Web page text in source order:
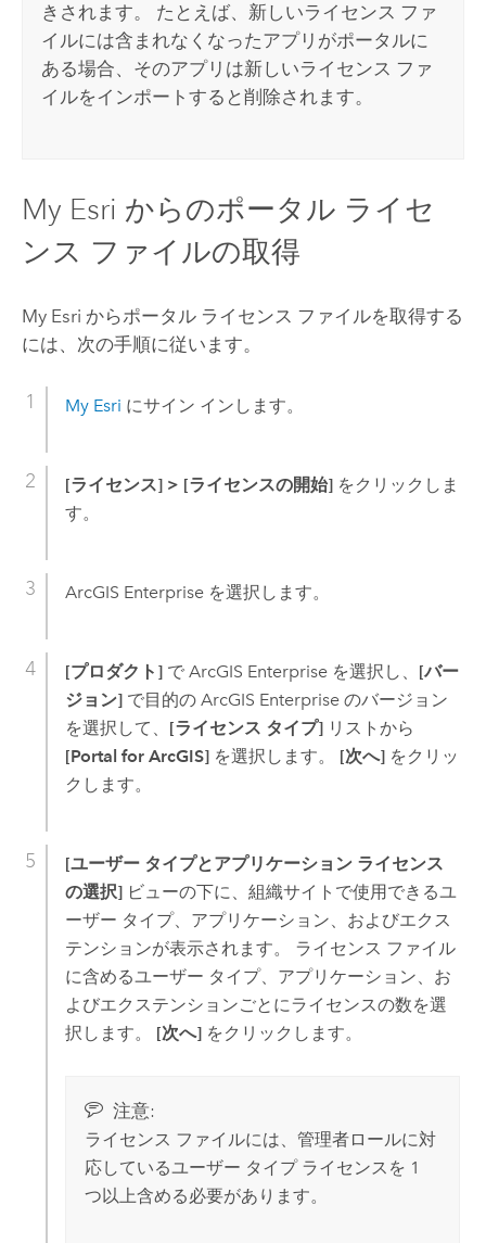
きされます。 たとえば、新しいライセンス ファ
イルには含まれなくなったアプリがポータルに
ある場合、そのアプリは新しいライセンス ファ
イルをインポートすると削除されます。
My Esri からのポータル ライセ
ンス ファイルの取得
My Esri からポータル ライセンス ファイルを取得する
には、次の手順に従います。
My Esri にサイン インします。
[ライセンス] > [ライセンスの開始]をクリックしま
す。
ArcGIS Enterpriseを選択します。
[プロダクト]で ArcGIS Enterpriseを選択し、 [バー
ジョン]で目的の ArcGIS Enterpriseのバージョン
を選択して、 [ライセンス タイプ]リストから
[Portal for ArcGIS]を選択します。 [次へ]をクリッ
クします。
[ユーザー タイプとアプリケーション ライセンス
の選択]ビューの下に、組織サイトで使用できるユ
ーザー タイプ、アプリケーション、およびエクス
テンションが表示されます。 ライセンス ファイル
に含めるユーザー タイプ、アプリケーション、お
よびエクステンションごとにライセンスの数を選
択します。 [次へ]をクリックします。
注意:
ライセンス ファイルには、管理者ロールに対
応しているユーザー タイプ ライセンスを 1
つ以上含める必要があります。